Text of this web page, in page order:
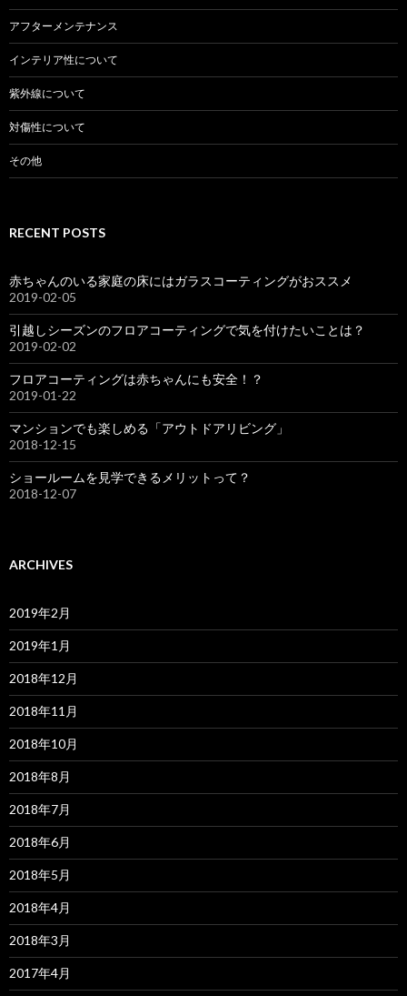
アフターメンテナンス
インテリア性について
紫外線について
対傷性について
その他
RECENT POSTS
赤ちゃんのいる家庭の床にはガラスコーティングがおススメ
2019-02-05
引越しシーズンのフロアコーティングで気を付けたいことは？
2019-02-02
フロアコーティングは赤ちゃんにも安全！？
2019-01-22
マンションでも楽しめる「アウトドアリビング」
2018-12-15
ショールームを見学できるメリットって？
2018-12-07
ARCHIVES
2019年2月
2019年1月
2018年12月
2018年11月
2018年10月
2018年8月
2018年7月
2018年6月
2018年5月
2018年4月
2018年3月
2017年4月